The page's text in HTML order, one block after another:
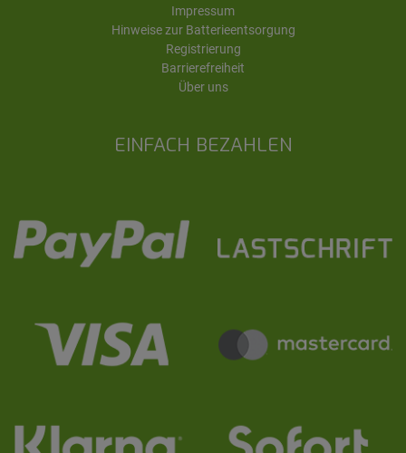
EINFACH BEZAHLEN
Impressum
Hinweise zur Batterieentsorgung
Registrierung
Barrierefreiheit
Über uns